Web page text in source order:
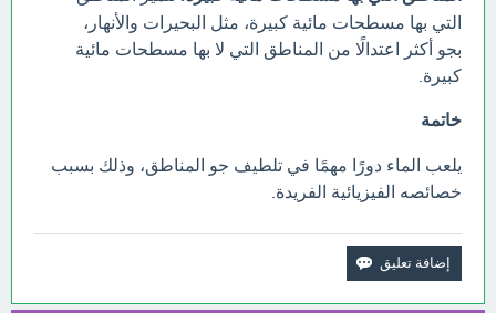
التي بها مسطحات مائية كبيرة، مثل البحيرات والأنهار،
بجو أكثر اعتدالًا من المناطق التي لا بها مسطحات مائية
كبيرة.
خاتمة
يلعب الماء دورًا مهمًا في تلطيف جو المناطق، وذلك بسبب
خصائصه الفيزيائية الفريدة.